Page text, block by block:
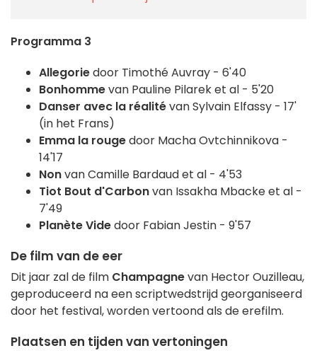
Programma 3
Allegoriedoor Timothé Auvray - 6'40
Bonhommevan Pauline Pilarek et al - 5'20
Danser avec la réalitévan Sylvain Elfassy - 17'
(in het Frans)
Emma la rougedoor Macha Ovtchinnikova -
14'17
Nonvan Camille Bardaud et al - 4'53
Tiot Bout d'Carbonvan Issakha Mbacke et al -
7'49
Planète Videdoor Fabian Jestin - 9'57
De film van de eer
Dit jaar zal de film Champagnevan Hector Ouzilleau,
geproduceerd na een scriptwedstrijd georganiseerd
door het festival, worden vertoond als de erefilm.
Plaatsen en tijden van vertoningen